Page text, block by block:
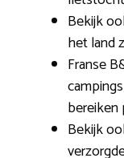
Bekijk
het land
Franse
bereiken
Bekijk